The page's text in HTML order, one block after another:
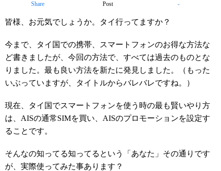
Share Post -
皆様、お元気でしょうか。タイ行ってますか？
今まで、タイ国での携帯、スマートフォンのお得な方法な
ど書きましたが、今回の方法で、すべては過去のものとな
りました。最も良い方法を新たに発見しました。（もった
いぶっていますが、タイトルからバレバレですね。）
現在、タイ国でスマートフォンを使う時の最も賢いやり方
は、AISの通常SIMを買い、AISのプロモーションを設定す
ることです。
そんなの知ってる知ってるという「あなた」その通りです
が、実際使ってみた事あります？